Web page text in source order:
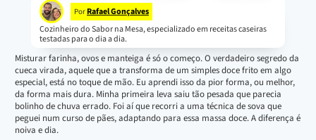
Por Rafael Gonçalves
Cozinheiro do Sabor na Mesa, especializado em receitas caseiras
testadas para o dia a dia.
Misturar farinha, ovos e manteiga é só o começo. O verdadeiro segredo da
cueca virada, aquele que a transforma de um simples doce frito em algo
especial, está no toque de mão. Eu aprendi isso da pior forma, ou melhor,
da forma mais dura. Minha primeira leva saiu tão pesada que parecia
bolinho de chuva errado. Foi aí que recorri a uma técnica de sova que
peguei num curso de pães, adaptando para essa massa doce. A diferença é
noiva e dia.